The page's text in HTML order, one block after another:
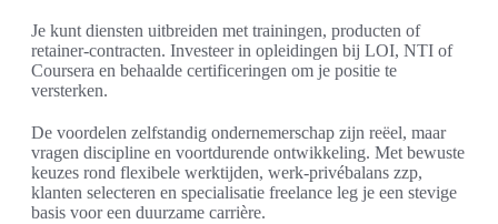
Je kunt diensten uitbreiden met trainingen, producten of
retainer-contracten. Investeer in opleidingen bij LOI, NTI of
Coursera en behaalde certificeringen om je positie te
versterken.
De voordelen zelfstandig ondernemerschap zijn reëel, maar
vragen discipline en voortdurende ontwikkeling. Met bewuste
keuzes rond flexibele werktijden, werk-privébalans zzp,
klanten selecteren en specialisatie freelance leg je een stevige
basis voor een duurzame carrière.